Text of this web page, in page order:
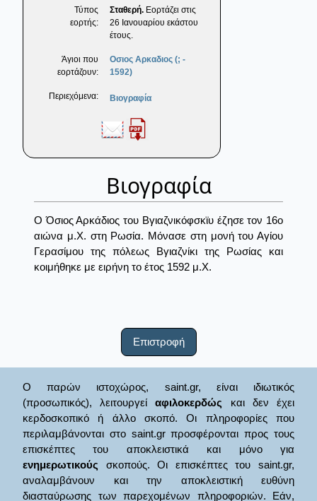
Τύπος
εορτής:
Σταθερή. Εορτάζει στις
26 Ιανουαρίου εκάστου
έτους.
Άγιοι που
εορτάζουν:
Οσιος Αρκαδιος (; -
1592)
Περιεχόμενα: Βιογραφία
Βιογραφία
Ο Όσιος Αρκάδιος του Βγιαζνικόφσκϊυ έζησε τον 16ο
αιώνα μ.Χ. στη Ρωσία. Μόνασε στη μονή του Αγίου
Γερασίμου της πόλεως Βγιαζνίκι της Ρωσίας και
κοιμήθηκε με ειρήνη το έτος 1592 μ.Χ.
Επιστροφή
Ο παρών ιστοχώρος, saint.gr, είναι ιδιωτικός
(προσωπικός), λειτουργείαφιλοκερδώς και δεν έχει
κερδοσκοπικό ή άλλο σκοπό. Οι πληροφορίες που
περιλαμβάνονται στο saint.gr προσφέρονται προς τους
επισκέπτες του αποκλειστικά και μόνο για
ενημερωτικούς σκοπούς. Οι επισκέπτες του saint.gr,
αναλαμβάνουν και την αποκλειστική ευθύνη
διασταύρωσης των παρεχομένων πληροφοριών. Εάν,